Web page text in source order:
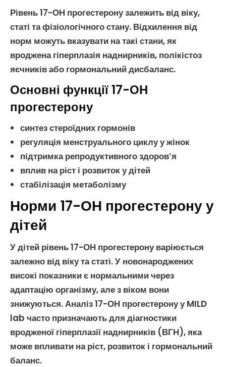
Рівень17-ОН прогестеронузалежить від віку,
статі та фізіологічного стану. Відхилення від
норм можуть вказувати на такі стани, як
вроджена гіперплазія наднирників, полікістоз
яєчниківабо гормональний дисбаланс.
Основні функції 17-ОН
прогестерону
синтезстероїдних гормонів
регуляція менструального циклуу жінок
підтримкарепродуктивного здоров’я
вплив на ріст і розвиток удітей
стабілізація метаболізму
Норми 17-ОН прогестерону у
дітей
Удітей рівень17-ОН прогестеронуваріюється
залежно від віку та статі. У новонароджених
високі показники є нормальними через
адаптацію організму, але з віком вони
знижуються.Аналіз 17-ОН прогестеронуу MILD
lab часто призначають для діагностики
вродженої гіперплазії наднирників (ВГН), яка
може впливати на ріст, розвиток і гормональний
баланс.